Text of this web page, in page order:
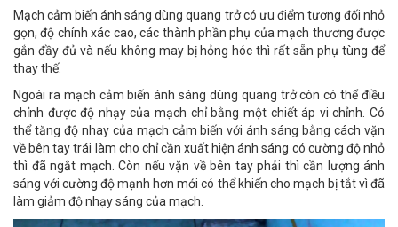
Mạch cảm biến ánh sáng dùng quang trở có ưu điểm tương đối nhỏ
gọn, độ chính xác cao, các thành phần phụ của mạch thương được
gắn đầy đủ và nếu không may bị hỏng hóc thì rất sẵn phụ tùng để
thay thế.
Ngoài ra mạch cảm biến ánh sáng dùng quang trở còn có thể điều
chỉnh được độ nhạy của mạch chỉ bằng một chiết áp vi chỉnh. Có
thể tăng độ nhay của mạch cảm biến với ánh sáng bằng cách vặn
về bên tay trái làm cho chỉ cần xuất hiện ánh sáng có cường độ nhỏ
thì đã ngắt mạch. Còn nếu vặn về bên tay phải thì cần lượng ánh
sáng với cường độ mạnh hơn mới có thể khiến cho mạch bị tắt vì đã
làm giảm độ nhạy sáng của mạch.